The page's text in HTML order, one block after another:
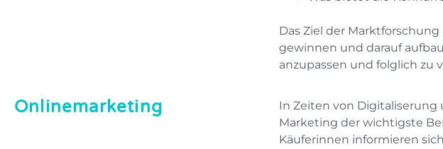
Das Ziel der
gewinnen und darauf
anzupassen und folglich zu
Onlinemarketing
In Zeiten von
Marketing der wichtigste
Käuferinnen informieren